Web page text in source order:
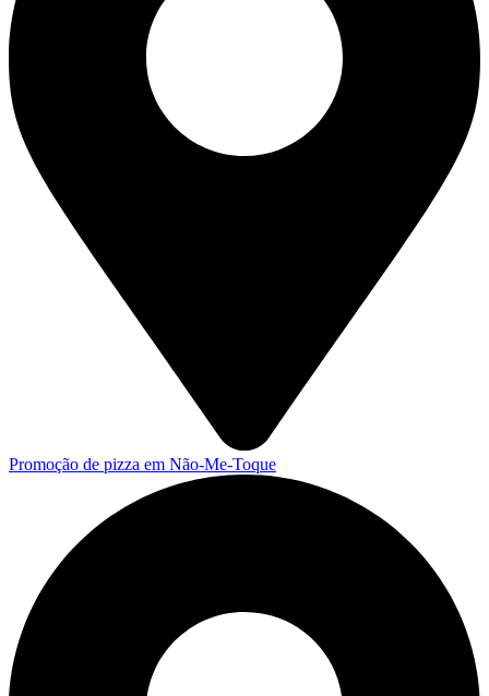
Promoção de pizza em Não-Me-Toque